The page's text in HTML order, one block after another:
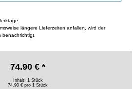
längere Lieferzeiten anfallen, wird der
benachrichtigt.
74.90 € *
Inhalt: 1 Stück
74.90 € pro 1 Stück